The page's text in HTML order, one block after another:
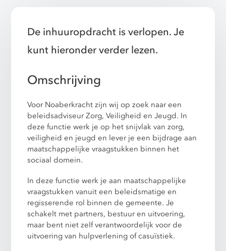
De inhuuropdracht is verlopen. Je
kunt hieronder verder lezen.
Omschrijving
Voor Noaberkracht zijn wij op zoek naar een
beleidsadviseur Zorg, Veiligheid en Jeugd. In
deze functie werk je op het snijvlak van zorg,
veiligheid en jeugd en lever je een bijdrage aan
maatschappelijke vraagstukken binnen het
sociaal domein.
In deze functie werk je aan maatschappelijke
vraagstukken vanuit een beleidsmatige en
regisserende rol binnen de gemeente. Je
schakelt met partners, bestuur en uitvoering,
maar bent niet zelf verantwoordelijk voor de
uitvoering van hulpverlening of casuïstiek.